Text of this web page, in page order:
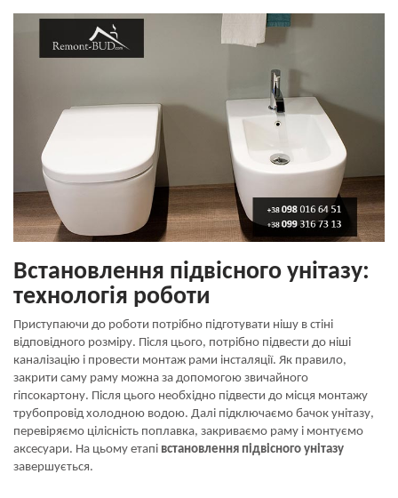
Встановлення підвісного унітазу:
технологія роботи
Приступаючи до роботи потрібно підготувати нішу в стіні
відповідного розміру. Після цього, потрібно підвести до ніші
каналізацію і провести монтаж рами інсталяції. Як правило,
закрити саму раму можна за допомогою звичайного
гіпсокартону. Після цього необхідно підвести до місця монтажу
трубопровід холодною водою. Далі підключаємо бачок унітазу,
перевіряємо цілісність поплавка, закриваємо раму і монтуємо
аксесуари. На цьому етапі встановлення підвісного унітазу
завершується.